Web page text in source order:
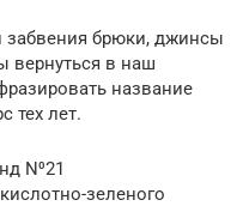
забвения брюки, джинсы
вернуться в наш
название
тех лет.
N⁰21
зеленого